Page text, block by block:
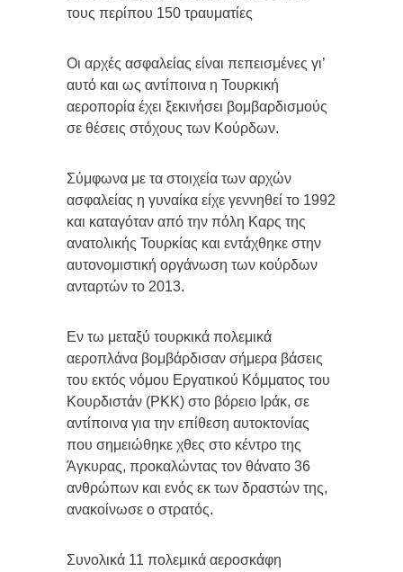
τους περίπου 150 τραυματίες
Οι αρχές ασφαλείας είναι πεπεισμένες γι’
αυτό και ως αντίποινα η Τουρκική
αεροπορία έχει ξεκινήσει βομβαρδισμούς
σε θέσεις στόχους των Κούρδων.
Σύμφωνα με τα στοιχεία των αρχών
ασφαλείας η γυναίκα είχε γεννηθεί το 1992
και καταγόταν από την πόλη Καρς της
ανατολικής Τουρκίας και εντάχθηκε στην
αυτονομιστική οργάνωση των κούρδων
ανταρτών το 2013.
Εν τω μεταξύ τουρκικά πολεμικά
αεροπλάνα βομβάρδισαν σήμερα βάσεις
του εκτός νόμου Εργατικού Κόμματος του
Κουρδιστάν (ΡΚΚ) στο βόρειο Ιράκ, σε
αντίποινα για την επίθεση αυτοκτονίας
που σημειώθηκε χθες στο κέντρο της
Άγκυρας, προκαλώντας τον θάνατο 36
ανθρώπων και ενός εκ των δραστών της,
ανακοίνωσε ο στρατός.
Συνολικά 11 πολεμικά αεροσκάφη